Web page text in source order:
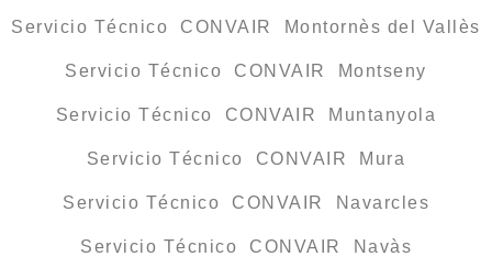
Servicio Técnico CONVAIR Montornès del Vallès
Servicio Técnico CONVAIR Montseny
Servicio Técnico CONVAIR Muntanyola
Servicio Técnico CONVAIR Mura
Servicio Técnico CONVAIR Navarcles
Servicio Técnico CONVAIR Navàs